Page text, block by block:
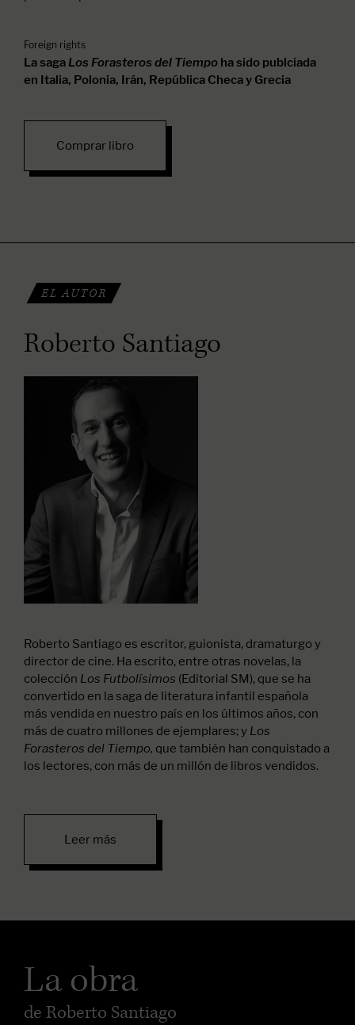
Foreign rights
La saga Los Forasteros del Tiempo ha sido publciada
en Italia, Polonia, Irán, República Checa y Grecia
Comprar libro
EL AUTOR
Roberto Santiago
Roberto Santiago es escritor, guionista, dramaturgo y
director de cine. Ha escrito, entre otras novelas, la
colección Los Futbolísimos (Editorial SM), que se ha
convertido en la saga de literatura infantil española
más vendida en nuestro país en los últimos años, con
más de cuatro millones de ejemplares; y Los
Forasteros del Tiempo, que también han conquistado a
los lectores, con más de un millón de libros vendidos.
Leer más
La obra
de Roberto Santiago